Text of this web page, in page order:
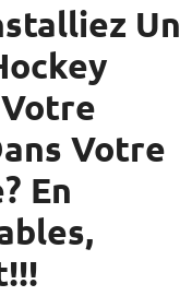
Un
Votre
En